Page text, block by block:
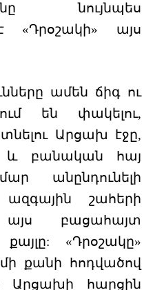
նույնպես
«Դրօշակի» այս
ամեն ճիգ ու
են փակելու,
Արցախ էջը,
բանական հայ
անընդունելի
շահերի
բացահայտ
«Դրօշակը»
քանի հոդվածով
Արցախի հարցին